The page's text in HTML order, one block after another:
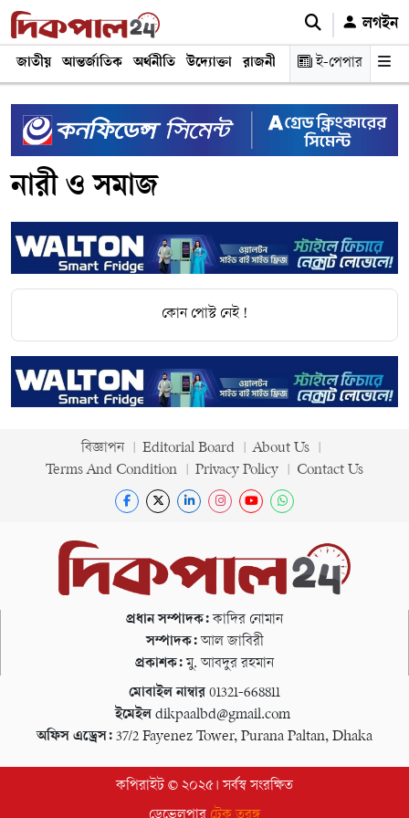
লগইন
জাতীয় আন্তর্জাতিক অর্থনীতি উদ্যোক্তা রাজনীতি শিক্ষা স্বাস্থ্য ও
ই-পেপার
নারী ও সমাজ
কোন পোস্ট নেই !
বিজ্ঞাপন Editorial Board
About Us
Terms And Condition
Privacy Policy Contact Us
প্রধান সম্পাদক:কাদির নোমান
সম্পাদক:আল জাবিরী
প্রকাশক:মু. আবদুর রহমান
মোবাইল নাম্বার 01321-668811
ইমেইল dikpaalbd@gmail.com
অফিস এড্রেস: 37/2 Fayenez Tower, Purana Paltan, Dhaka
কপিরাইট © ২০২৫। সর্বস্ব সংরক্ষিত